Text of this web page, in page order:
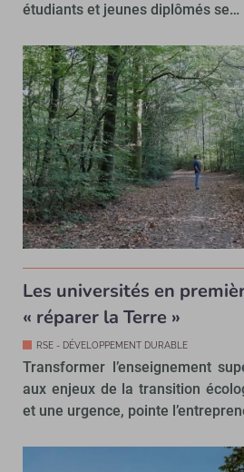
étudiants et jeunes diplômés se…
Les universités en
« réparer la Terre »
RSE - DÉVELOPPEMENT DURABLE
Transformer l’enseignement
aux enjeux de la transition
et une urgence, pointe